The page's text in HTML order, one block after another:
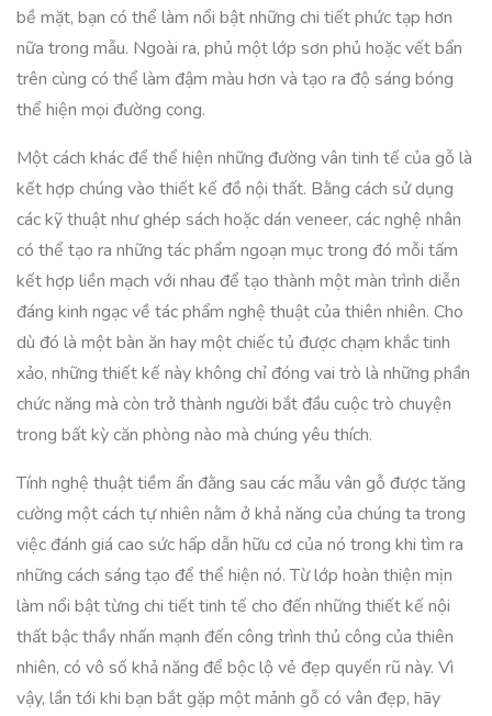
bề mặt, bạn có thể làm nổi bật những chi tiết phức tạp hơn
nữa trong mẫu. Ngoài ra, phủ một lớp sơn phủ hoặc vết bẩn
trên cùng có thể làm đậm màu hơn và tạo ra độ sáng bóng
thể hiện mọi đường cong.
Một cách khác để thể hiện những đường vân tinh tế của gỗ là
kết hợp chúng vào thiết kế đồ nội thất. Bằng cách sử dụng
các kỹ thuật như ghép sách hoặc dán veneer, các nghệ nhân
có thể tạo ra những tác phẩm ngoạn mục trong đó mỗi tấm
kết hợp liền mạch với nhau để tạo thành một màn trình diễn
đáng kinh ngạc về tác phẩm nghệ thuật của thiên nhiên. Cho
dù đó là một bàn ăn hay một chiếc tủ được chạm khắc tinh
xảo, những thiết kế này không chỉ đóng vai trò là những phần
chức năng mà còn trở thành người bắt đầu cuộc trò chuyện
trong bất kỳ căn phòng nào mà chúng yêu thích.
Tính nghệ thuật tiềm ẩn đằng sau các mẫu vân gỗ được tăng
cường một cách tự nhiên nằm ở khả năng của chúng ta trong
việc đánh giá cao sức hấp dẫn hữu cơ của nó trong khi tìm ra
những cách sáng tạo để thể hiện nó. Từ lớp hoàn thiện mịn
làm nổi bật từng chi tiết tinh tế cho đến những thiết kế nội
thất bậc thầy nhấn mạnh đến công trình thủ công của thiên
nhiên, có vô số khả năng để bộc lộ vẻ đẹp quyến rũ này. Vì
vậy, lần tới khi bạn bắt gặp một mảnh gỗ có vân đẹp, hãy